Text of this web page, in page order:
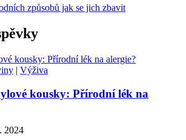
způsobů jak se jich zbavit
| Výživa
kousky: Přírodní lék na
2024